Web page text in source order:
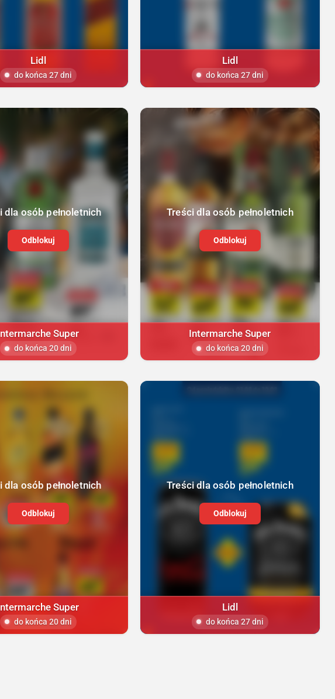
Lidl
do końca 27 dni
Lidl
do końca 27 dni
dla osób pełnoletnich
Odblokuj
Super
do końca 20 dni
Treści dla osób pełnoletnich
Odblokuj
Intermarche Super
do końca 20 dni
dla osób pełnoletnich
Odblokuj
Super
do końca 20 dni
Treści dla osób pełnoletnich
Odblokuj
Lidl
do końca 27 dni